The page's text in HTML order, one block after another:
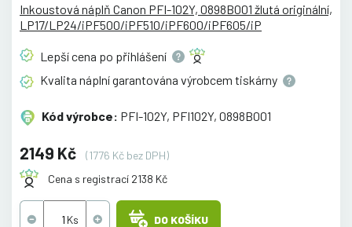
Inkoustová náplň Canon PFI-102Y, 0898B001 žlutá originální,
LP17/LP24/iPF500/iPF510/iPF600/iPF605/iP
Lepší cena po přihlášení
Kvalita náplní garantována výrobcem tiskárny
Kód výrobce: PFI-102Y, PFI102Y, 0898B001
2149 Kč
(1776 Kč bez DPH)
Cena s registrací 2138 Kč
DO KOŠÍKU